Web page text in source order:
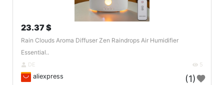
23.37 $
Rain Clouds Aroma Diffuser Zen Raindrops Air Humidifier
Essential..
DE 5
aliexpress (1)